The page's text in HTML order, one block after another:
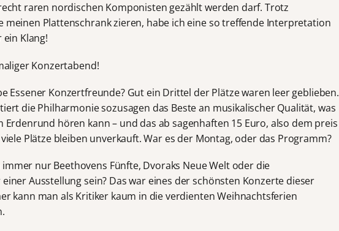
raren nordischen Komponisten gezählt werden darf. Trotz
meinen Plattenschrank zieren, habe ich eine so treffende Interpretation
Klang!
Konzertabend!
Essener Konzertfreunde? Gut ein Drittel der Plätze waren leer geblieben.
die Philharmonie sozusagen das Beste an musikalischer Qualität, was
Erdenrund hören kann – und das ab sagenhaften 15 Euro, also dem preis
Plätze bleiben unverkauft. War es der Montag, oder das Programm?
nur Beethovens Fünfte, Dvoraks Neue Welt oder die
Ausstellung sein? Das war eines der schönsten Konzerte dieser
kann man als Kritiker kaum in die verdienten Weihnachtsferien